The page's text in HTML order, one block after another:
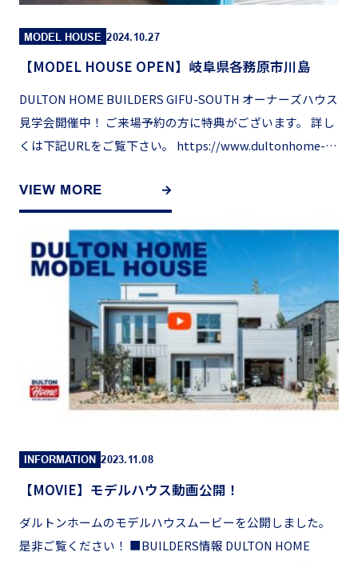
MODEL HOUSE 2024.10.27
【MODEL HOUSE OPEN】岐阜県各務原市川島
DULTON HOME BUILDERS GIFU-SOUTH オーナーズハウス
見学会開催中！ ご来場予約の方に特典がございます。 詳し
くは下記URLをご覧下さい。 https://www.dultonhome-
VIEW MORE
INFORMATION 2023.11.08
【MOVIE】モデルハウス動画公開！
ダルトンホームのモデルハウスムービーを公開しました。
是非ご覧ください！ ■BUILDERS情報 DULTON HOME